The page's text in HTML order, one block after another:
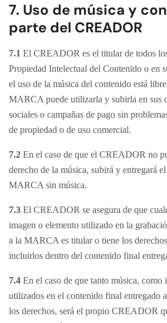
7. Uso de música y
parte del CREADOR
7.1 El CREADOR es el titular de todos
Propiedad Intelectual del Contenido o en
el uso de la música del contenido está
MARCA puede utilizarla y subirla en sus
sociales o campañas de pago sin
de propiedad o de uso comercial.
7.2 En el caso de que el CREADOR no
derecho de la música, subirá y entregará
MARCA sin música.
7.3 El CREADOR se asegura de que
imagen o elemento utilizado en la
a la MARCA es titular o tiene los
incluirlos dentro del contenido final
7.4 En el caso de que tanto música, como
utilizados en el contenido final entregado
los derechos, será el propio CREADOR